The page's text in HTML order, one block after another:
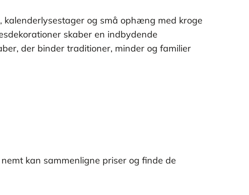
og små ophæng med kroge
skaber en indbydende
der binder traditioner, minder og familier
kan sammenligne priser og finde de